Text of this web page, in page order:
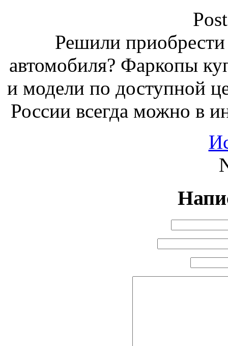
Решили
автомобиля? Фаркопы
и модели по доступной
России всегда можно в